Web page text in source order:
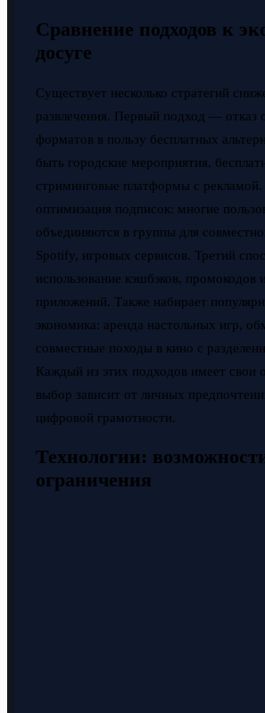
Сравнение подходов к
досуге
Существует несколько стратегий
развлечения. Первый подход — отказ
форматов в пользу бесплатных
быть городские мероприятия,
стриминговые платформы с
оптимизация подписок: многие
объединяются в группы для
Spotify, игровых сервисов. Третий
использование кэшбэков, промокодов
приложений. Также набирает
экономика: аренда настольных игр,
совместные походы в кино с
Каждый из этих подходов имеет свои
выбор зависит от личных
цифровой грамотности.
Технологии:
ограничения